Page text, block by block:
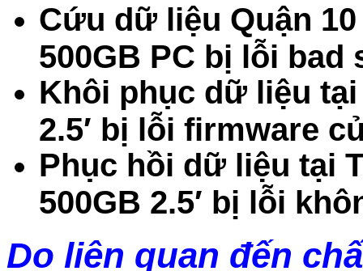
Cứu dữ liệu Quận
500GB PC bị lỗi bad
Khôi phục dữ liệu
2.5′ bị lỗi firmware
Phục hồi dữ liệu tại
500GB 2.5′ bị lỗi
Do liên quan đến